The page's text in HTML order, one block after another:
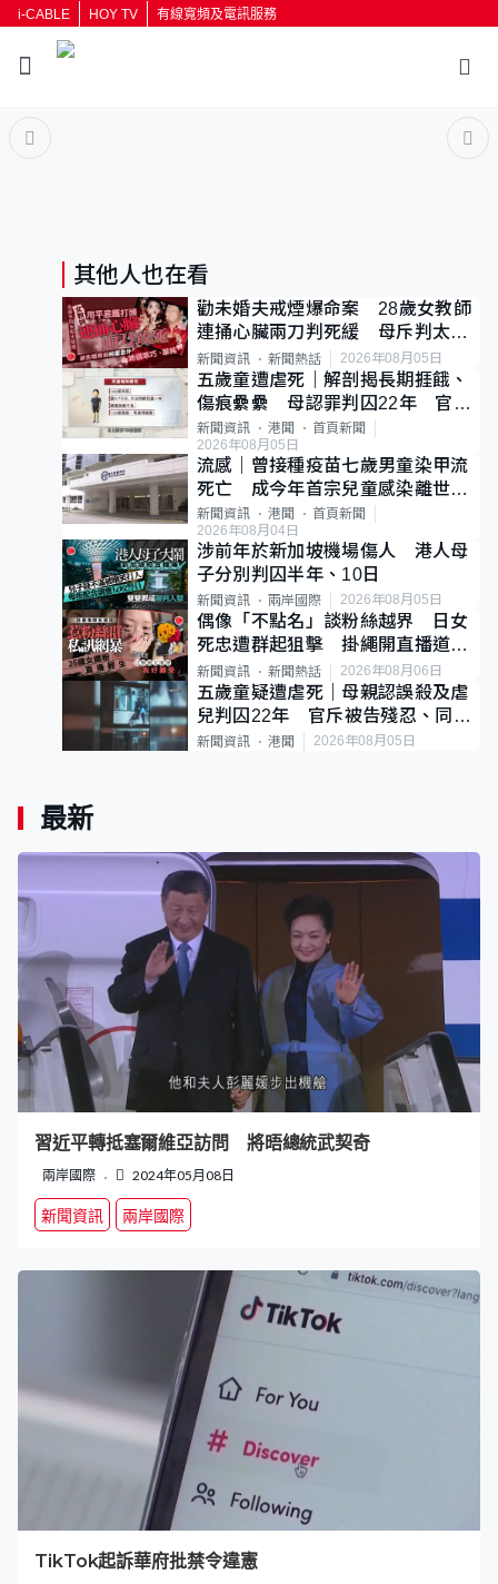
i-CABLE HOY TV 有線寬頻及電訊服務
其他人也在看
勸未婚夫戒煙爆命案 28歲女教師
連捅心臟兩刀判死緩 母斥判太重
已上訴
新聞資訊 新聞熱話 2026年08月05日
五歲童遭虐死｜解剖揭長期捱餓、
傷痕纍纍 母認罪判囚22年 官斥
冷血：同類案最惡劣
新聞資訊 港聞
首頁新聞
2026年08月05日
流感｜曾接種疫苗七歲男童染甲流
死亡 成今年首宗兒童感染離世個
案
新聞資訊 港聞
首頁新聞
2026年08月04日
涉前年於新加坡機場傷人 港人母
子分別判囚半年、10日
新聞資訊 兩岸國際 2026年08月05日
偶像「不點名」談粉絲越界 日女
死忠遭群起狙擊 掛繩開直播道歉
後輕生
新聞資訊 新聞熱話 2026年08月06日
五歲童疑遭虐死｜母親認誤殺及虐
兒判囚22年 官斥被告殘忍、同類
案最惡劣
新聞資訊 港聞 2026年08月05日
最新
習近平轉抵塞爾維亞訪問 將晤總統武契奇
兩岸國際 2024年05月08日
新聞資訊 兩岸國際
TikTok起訴華府批禁令違憲